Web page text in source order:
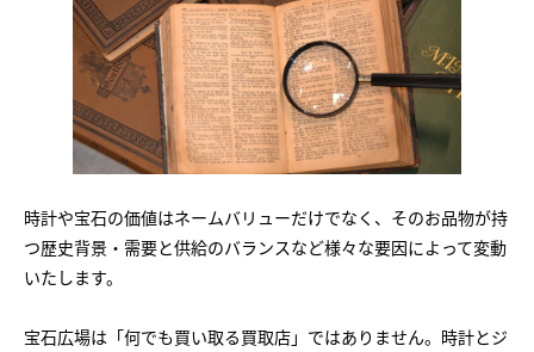
時計や宝石の価値はネームバリューだけでなく、そのお品物が持
つ歴史背景・需要と供給のバランスなど様々な要因によって変動
いたします。
宝石広場は「何でも買い取る買取店」ではありません。時計とジ